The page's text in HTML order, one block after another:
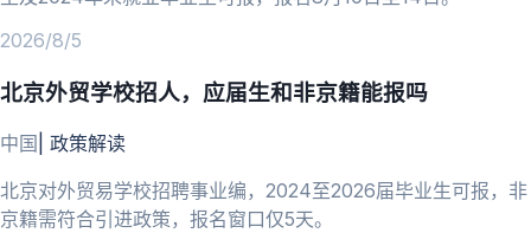
2026/8/5
北京外贸学校招人，应届生和非京籍能报吗
中国 政策解读
北京对外贸易学校招聘事业编，2024至2026届毕业生可报，非
京籍需符合引进政策，报名窗口仅5天。